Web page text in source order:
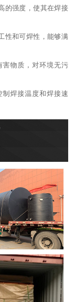
的强度，使其在焊接
性和可焊性，能够满
害物质，对环境无污
制焊接温度和焊接速